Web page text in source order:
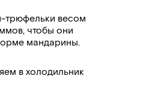
трюфельки весом
чтобы они
мандарины.
в холодильник